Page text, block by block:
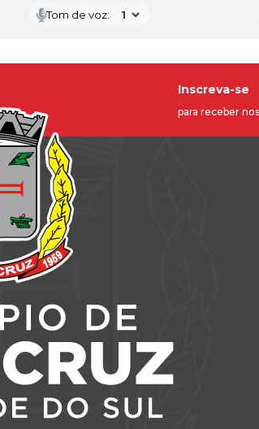
Tom de voz:
Inscreva-se
para receber